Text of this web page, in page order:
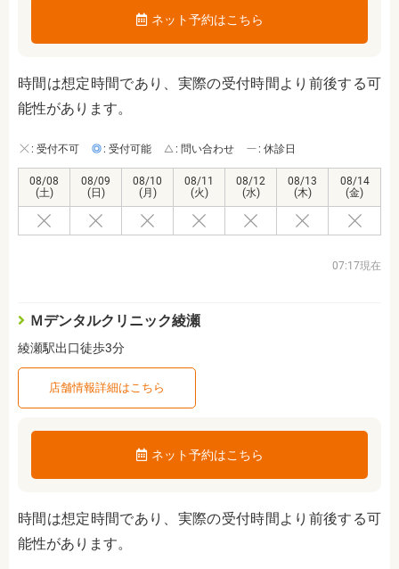
ネット予約はこちら
時間は想定時間であり、実際の受付時間より前後する可
能性があります。
: 受付不可 : 受付可能 : 問い合わせ : 休診日
08/08
(土)
08/09
(日)
08/10
(月)
08/11
(火)
08/12
(水)
08/13
(木)
08/14
(金)
07:17現在
Ｍデンタルクリニック綾瀬
綾瀬駅出口徒歩3分
店舗情報詳細はこちら
ネット予約はこちら
時間は想定時間であり、実際の受付時間より前後する可
能性があります。